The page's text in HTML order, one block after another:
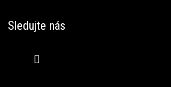
Sledujte nás